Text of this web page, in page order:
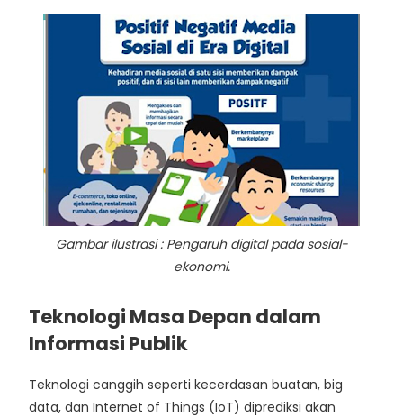
Gambar ilustrasi : Pengaruh digital pada sosial-
ekonomi.
Teknologi Masa Depan dalam
Informasi Publik
Teknologi canggih seperti kecerdasan buatan, big
data, dan Internet of Things (IoT) diprediksi akan